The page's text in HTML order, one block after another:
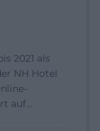
2021 als
NH Hotel
auf